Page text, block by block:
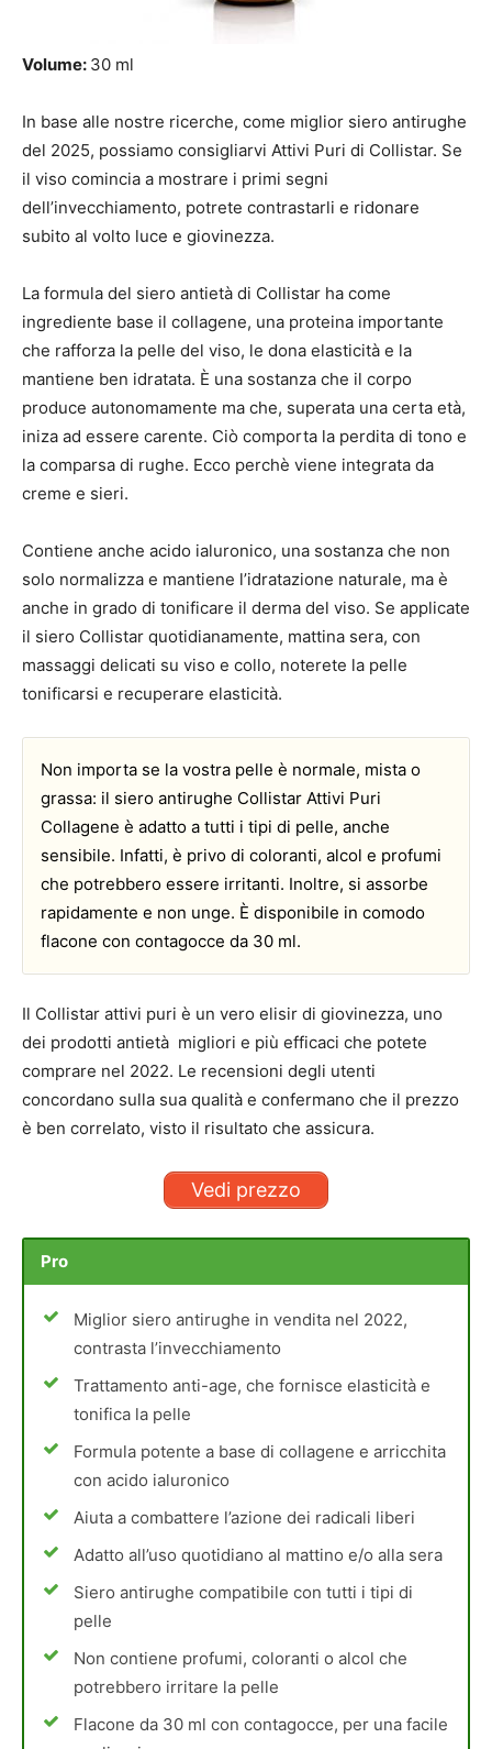
Volume: 30 ml
In base alle nostre ricerche, come miglior siero antirughe
del 2025, possiamo consigliarvi Attivi Puri di Collistar. Se
il viso comincia a mostrare i primi segni
dell’invecchiamento, potrete contrastarli e ridonare
subito al volto luce e giovinezza.
La formula del siero antietà di Collistar ha come
ingrediente base il collagene, una proteina importante
che rafforza la pelle del viso, le dona elasticità e la
mantiene ben idratata. È una sostanza che il corpo
produce autonomamente ma che, superata una certa età,
iniza ad essere carente. Ciò comporta la perdita di tono e
la comparsa di rughe. Ecco perchè viene integrata da
creme e sieri.
Contiene anche acido ialuronico, una sostanza che non
solo normalizza e mantiene l’idratazione naturale, ma è
anche in grado di tonificare il derma del viso. Se applicate
il siero Collistar quotidianamente, mattina sera, con
massaggi delicati su viso e collo, noterete la pelle
tonificarsi e recuperare elasticità.
Non importa se la vostra pelle è normale, mista o
grassa: il siero antirughe Collistar Attivi Puri
Collagene è adatto a tutti i tipi di pelle, anche
sensibile. Infatti, è privo di coloranti, alcol e profumi
che potrebbero essere irritanti. Inoltre, si assorbe
rapidamente e non unge. È disponibile in comodo
flacone con contagocce da 30 ml.
Il Collistar attivi puri è un vero elisir di giovinezza, uno
dei prodotti antietà migliori e più efficaci che potete
comprare nel 2022. Le recensioni degli utenti
concordano sulla sua qualità e confermano che il prezzo
è ben correlato, visto il risultato che assicura.
Vedi prezzo
Pro
Miglior siero antirughe in vendita nel 2022,
contrasta l’invecchiamento
Trattamento anti-age, che fornisce elasticità e
tonifica la pelle
Formula potente a base di collagene e arricchita
con acido ialuronico
Aiuta a combattere l’azione dei radicali liberi
Adatto all’uso quotidiano al mattino e/o alla sera
Siero antirughe compatibile con tutti i tipi di
pelle
Non contiene profumi, coloranti o alcol che
potrebbero irritare la pelle
Flacone da 30 ml con contagocce, per una facile